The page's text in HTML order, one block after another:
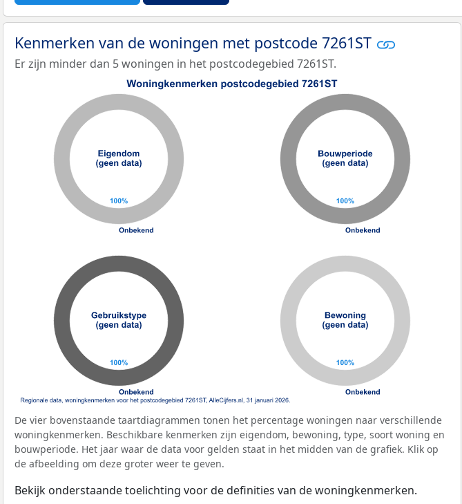
Kenmerken van de woningen met postcode 7261ST
Er zijn minder dan 5 woningen in het postcodegebied 7261ST.
De vier bovenstaande taartdiagrammen tonen het percentage woningen naar verschillende
woningkenmerken. Beschikbare kenmerken zijn eigendom, bewoning, type, soort woning en
bouwperiode. Het jaar waar de data voor gelden staat in het midden van de grafiek. Klik op
de afbeelding om deze groter weer te geven.
Bekijk onderstaande toelichting voor de definities van de woningkenmerken.